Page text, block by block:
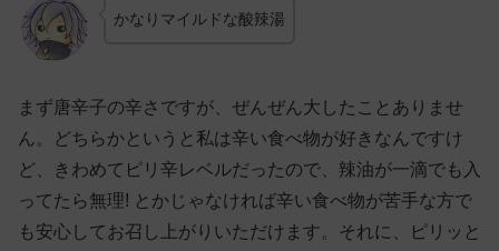
かなりマイルドな酸辣湯
まず唐辛子の辛さですが、ぜんぜん大したことありませ
ん。どちらかというと私は辛い食べ物が好きなんですけ
ど、きわめてピリ辛レベルだったので、辣油が一滴でも入
ってたら無理! とかじゃなければ辛い食べ物が苦手な方で
も安心してお召し上がりいただけます。それに、ピリッと